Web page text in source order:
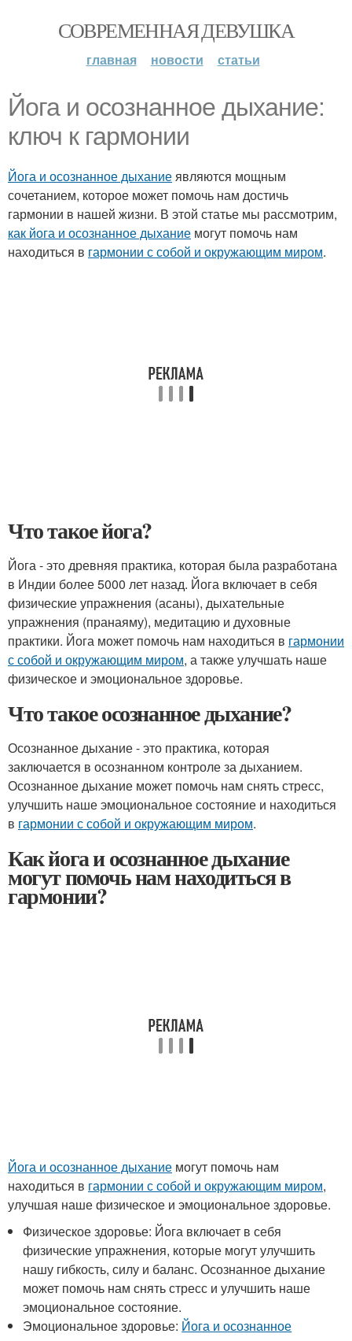
СОВРЕМЕННАЯ ДЕВУШКА
главная новости статьи
Йога и осознанное дыхание:
ключ к гармонии
Йога и осознанное дыханиеявляются мощным
сочетанием, которое может помочь нам достичь
гармонии в нашей жизни. В этой статье мы рассмотрим,
как йога и осознанное дыхание могут помочь нам
находиться в гармонии с собой и окружающим миром.
Что такое йога?
Йога - это древняя практика, которая была разработана
в Индии более 5000 лет назад. Йога включает в себя
физические упражнения (асаны), дыхательные
упражнения (пранаяму), медитацию и духовные
практики. Йога может помочь нам находиться в гармонии
с собой и окружающим миром, а также улучшать наше
физическое и эмоциональное здоровье.
Что такое осознанное дыхание?
Осознанное дыхание - это практика, которая
заключается в осознанном контроле за дыханием.
Осознанное дыхание может помочь нам снять стресс,
улучшить наше эмоциональное состояние и находиться
в гармонии с собой и окружающим миром.
Как йога и осознанное дыхание
могут помочь нам находиться в
гармонии?
Йога и осознанное дыхание могут помочь нам
находиться в гармонии с собой и окружающим миром,
улучшая наше физическое и эмоциональное здоровье.
Физическое здоровье: Йога включает в себя
физические упражнения, которые могут улучшить
нашу гибкость, силу и баланс. Осознанное дыхание
может помочь нам снять стресс и улучшить наше
эмоциональное состояние.
Эмоциональное здоровье: Йога и осознанное